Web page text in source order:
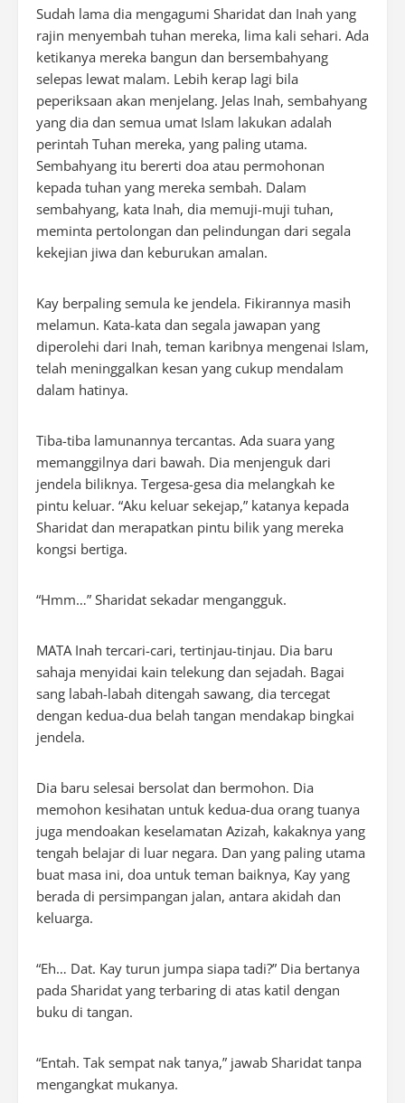
Sudah lama dia mengagumi Sharidat dan Inah yang
rajin menyembah tuhan mereka, lima kali sehari. Ada
ketikanya mereka bangun dan bersembahyang
selepas lewat malam. Lebih kerap lagi bila
peperiksaan akan menjelang. Jelas Inah, sembahyang
yang dia dan semua umat Islam lakukan adalah
perintah Tuhan mereka, yang paling utama.
Sembahyang itu bererti doa atau permohonan
kepada tuhan yang mereka sembah. Dalam
sembahyang, kata Inah, dia memuji-muji tuhan,
meminta pertolongan dan pelindungan dari segala
kekejian jiwa dan keburukan amalan.
Kay berpaling semula ke jendela. Fikirannya masih
melamun. Kata-kata dan segala jawapan yang
diperolehi dari Inah, teman karibnya mengenai Islam,
telah meninggalkan kesan yang cukup mendalam
dalam hatinya.
Tiba-tiba lamunannya tercantas. Ada suara yang
memanggilnya dari bawah. Dia menjenguk dari
jendela biliknya. Tergesa-gesa dia melangkah ke
pintu keluar. “Aku keluar sekejap,” katanya kepada
Sharidat dan merapatkan pintu bilik yang mereka
kongsi bertiga.
“Hmm…” Sharidat sekadar mengangguk.
MATA Inah tercari-cari, tertinjau-tinjau. Dia baru
sahaja menyidai kain telekung dan sejadah. Bagai
sang labah-labah ditengah sawang, dia tercegat
dengan kedua-dua belah tangan mendakap bingkai
jendela.
Dia baru selesai bersolat dan bermohon. Dia
memohon kesihatan untuk kedua-dua orang tuanya
juga mendoakan keselamatan Azizah, kakaknya yang
tengah belajar di luar negara. Dan yang paling utama
buat masa ini, doa untuk teman baiknya, Kay yang
berada di persimpangan jalan, antara akidah dan
keluarga.
“Eh… Dat. Kay turun jumpa siapa tadi?” Dia bertanya
pada Sharidat yang terbaring di atas katil dengan
buku di tangan.
“Entah. Tak sempat nak tanya,” jawab Sharidat tanpa
mengangkat mukanya.